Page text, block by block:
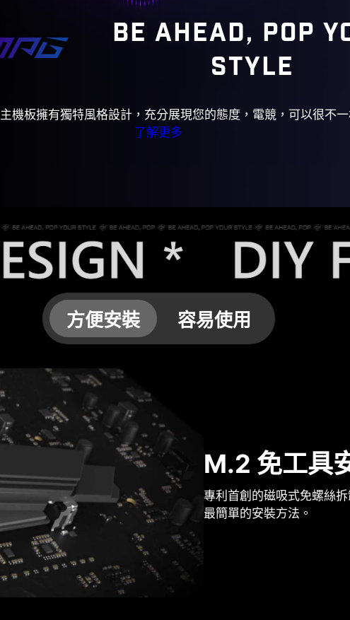
BE AHEAD, POP
STYLE
機板擁有獨特風格設計，充分展現您的態度，電競，可以很不一
了解更多
方便安裝 容易使用
M.2 免工具
專利首創的磁吸式免螺絲
最簡單的安裝方法。